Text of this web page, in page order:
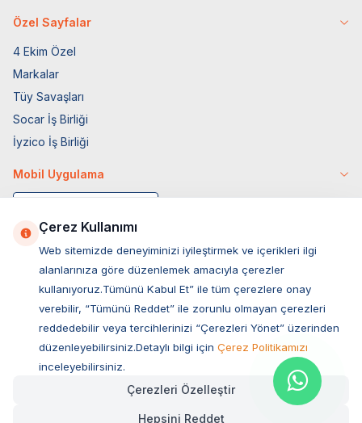
Özel Sayfalar
4 Ekim Özel
Markalar
Tüy Savaşları
Socar İş Birliği
İyzico İş Birliği
Mobil Uygulama
Müşteri Hizmetleri
Sıkça Sorulan Sorular
Çerez Kullanımı
Web sitemizde deneyiminizi iyileştirmek ve içerikleri ilgi
alanlarınıza göre düzenlemek amacıyla çerezler
kullanıyoruz.Tümünü Kabul Et” ile tüm çerezlere onay
verebilir, “Tümünü Reddet” ile zorunlu olmayan çerezleri
reddedebilir veya tercihlerinizi “Çerezleri Yönet” üzerinden
düzenleyebilirsiniz.Detaylı bilgi için Çerez Politikamızı
inceleyebilirsiniz.
Çerezleri Özelleştir
Hepsini Reddet